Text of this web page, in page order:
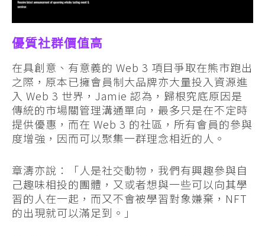
優質社群價值高
在具創意、有意義的 Web 3 項目爭取在熊市跑出
之際，原本已擁會員制大品牌亦大量投入資源進
入 Web 3 世界，Jamie 認為，歸根究底原因是
傳統的市場關管理溝通單向，最多只是在不定時
提供優惠，而在 Web 3 的社區，所有會員的參與
度增強，因而可以聚集一群理念相近的人。
章濤亦說：「人是社交動物，我們有興趣參與自
己趣味相投的團體，又或者想與一些可以向其學
習的人在一起，而又不會被學習對象嫌棄，NFT
的出現就可以滿足到。」